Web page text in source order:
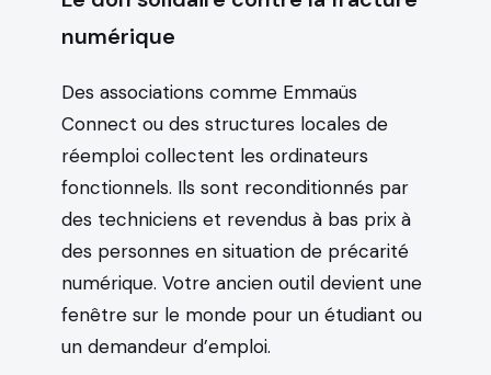
numérique
Des associations comme Emmaüs
Connect ou des structures locales de
réemploi collectent les ordinateurs
fonctionnels. Ils sont reconditionnés par
des techniciens et revendus à bas prix à
des personnes en situation de précarité
numérique. Votre ancien outil devient une
fenêtre sur le monde pour un étudiant ou
un demandeur d’emploi.